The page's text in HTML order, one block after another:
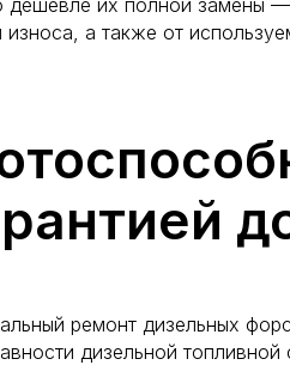
их полной замены
а также от
ремонт дизельных
дизельной